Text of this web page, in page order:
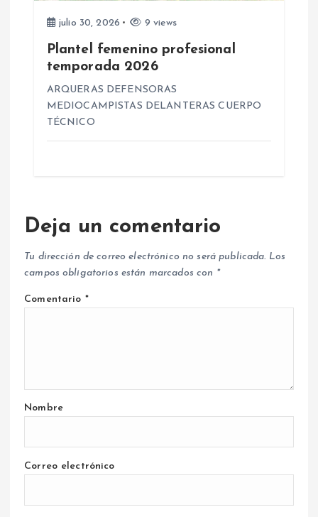
julio 30, 2026 9 views
Plantel femenino profesional
temporada 2026
ARQUERAS DEFENSORAS
MEDIOCAMPISTAS DELANTERAS CUERPO
TÉCNICO
Deja un comentario
Tu dirección de correo electrónico no será publicada. Los
campos obligatorios están marcados con *
Comentario *
Nombre
Correo electrónico